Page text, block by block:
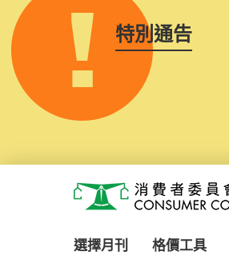
特別通告
消費者委員會
選擇月刊 格價工具